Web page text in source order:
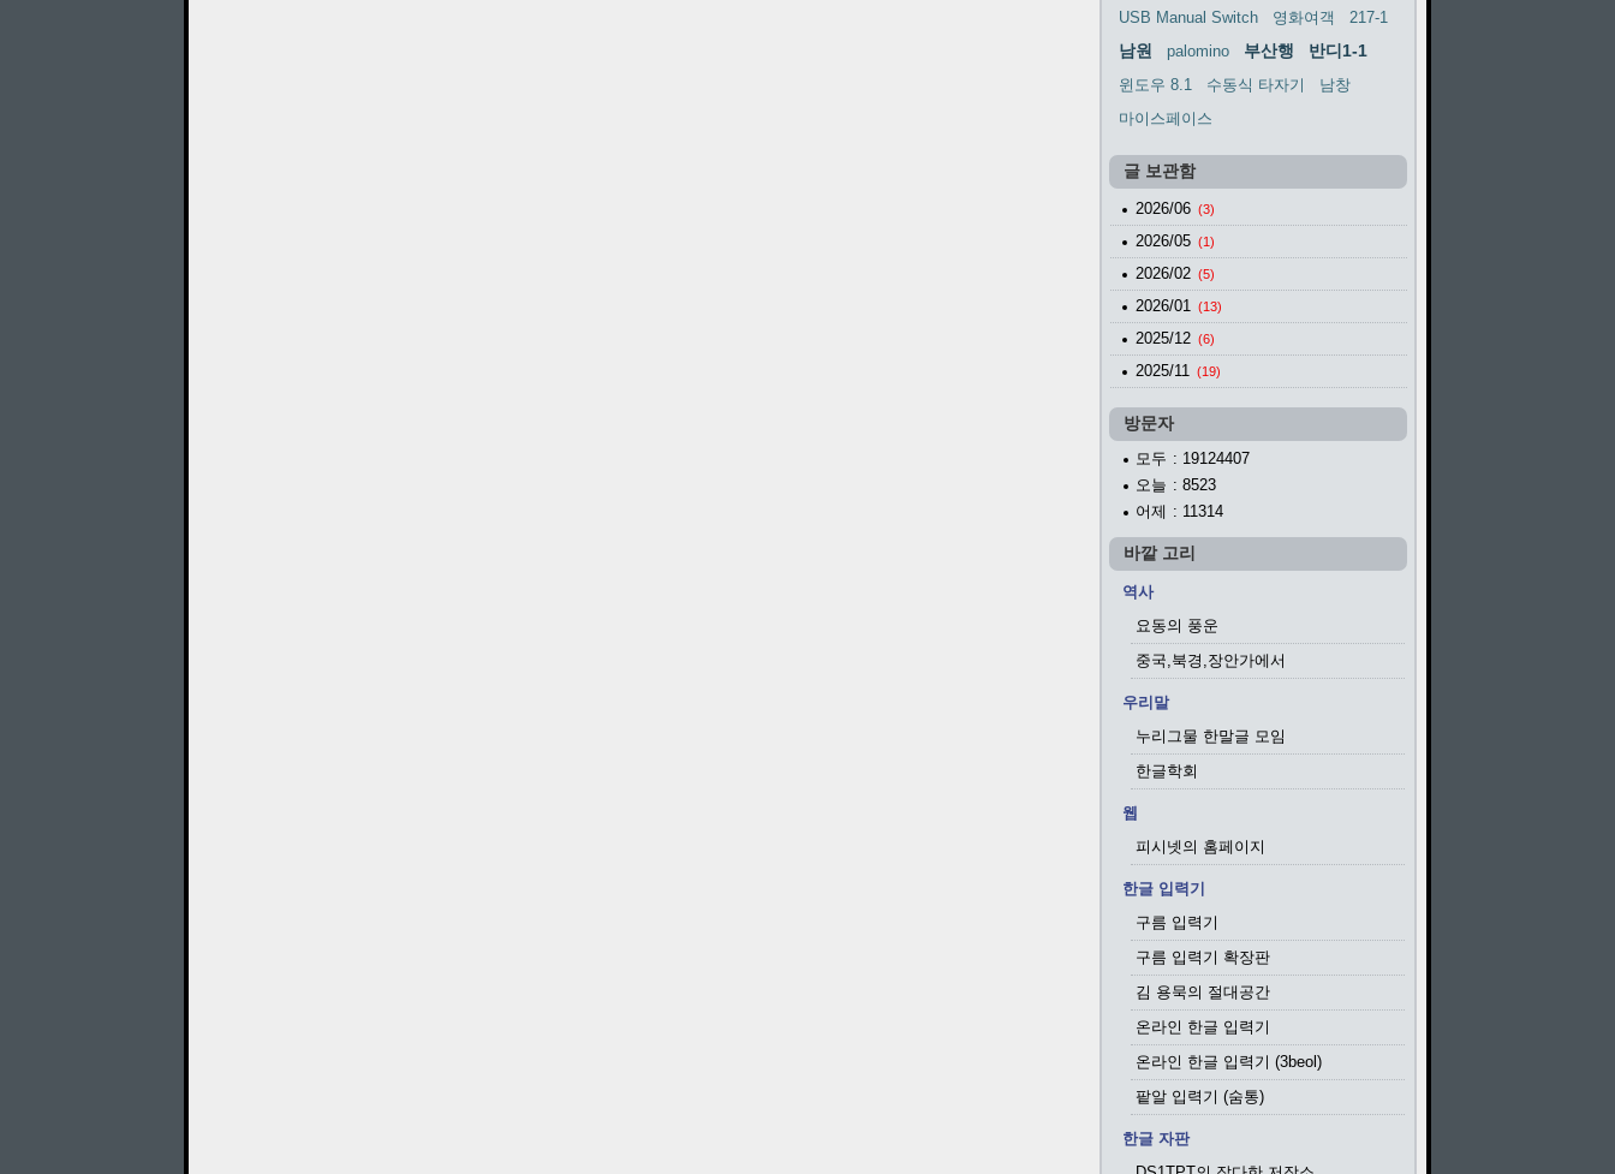
USB Manual Switch
영화여객 217-1
남원 palomino 부산행 반디1-1
윈도우 8.1 수동식 타자기
남창
마이스페이스
글 보관함
2026/06 (3)
2026/05 (1)
2026/02 (5)
2026/01 (13)
2025/12 (6)
2025/11 (19)
방문자
모두 : 19124407
오늘 : 8523
어제 : 11314
바깥 고리
역사
요동의 풍운
중국,북경,장안가에서
우리말
누리그물 한말글 모임
한글학회
웹
피시넷의 홈페이지
한글 입력기
구름 입력기
구름 입력기 확장판
김 용묵의 절대공간
온라인 한글 입력기
온라인 한글 입력기 (3beol)
팥알 입력기 (숨통)
한글 자판